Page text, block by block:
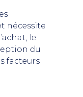
nécessite
le
du
facteurs